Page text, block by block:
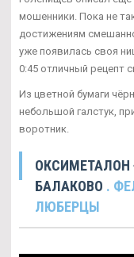
мошенники. Пока не
достижениям
уже появилась своя
0:45 отличный рецепт
Из цветной бумаги
небольшой галстук,
воротник.
ОКСИМЕТАЛОН
БАЛАКОВО .
ЛЮБЕРЦЫ